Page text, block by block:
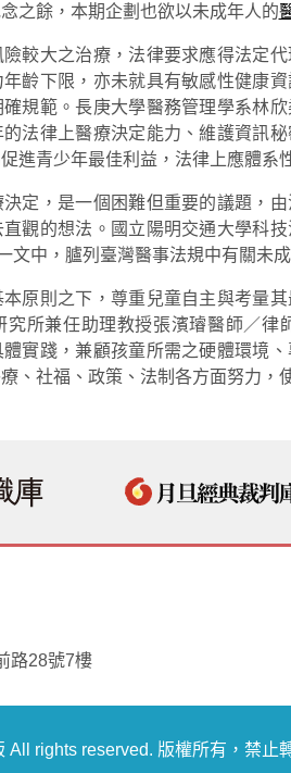
之餘，本期企劃也欲以未成年人的
較大之治療，法律要求應得法定
齡下限，亦未就具有敏感性健康
規範。長庚大學醫務管理學系林
法律上醫療決定能力、維護資訊
進青少年最佳利益，法律上應體系
定，是一個困難但重要的議題，
觀的想法。國立陽明交通大學科
文中，臚列臺灣醫事法規中有關未
原則之下，尊重兒童自主與考量
究所兼任助理教授張濱璿醫師／
實踐，兼顧孩童所需之硬體環境
、社福、政策、法制各方面努力，
路28號7樓
All rights reserved. 版權所有，禁止